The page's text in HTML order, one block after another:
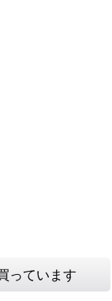
っています